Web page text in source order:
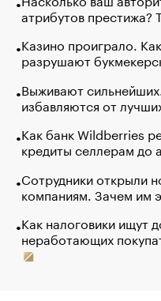
атрибутов престижа?
Казино проиграло.
разрушают
Выживают
избавляются от
Как банк Wildberries
кредиты селлерам до
Сотрудники открыли
компаниям. Зачем им
Как налоговики ищут
неработающих